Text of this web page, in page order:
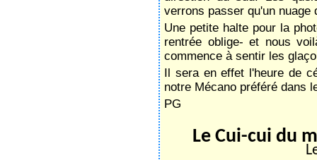
verrons passer qu'un nuage
Une petite halte pour la
rentrée oblige- et nous
commence à sentir les
Il sera en effet l'heure de
notre Mécano préféré dans
PG
Le Cui-cui du